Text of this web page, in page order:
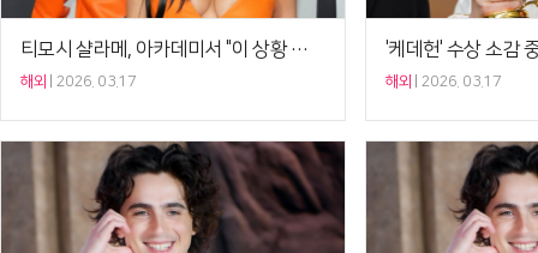
티모시 샬라메, 아카데미서 "이 상황 싫어" 피로 호소[Ce:월드뷰]
해외 2026. 03.17 해외 2026. 03.17